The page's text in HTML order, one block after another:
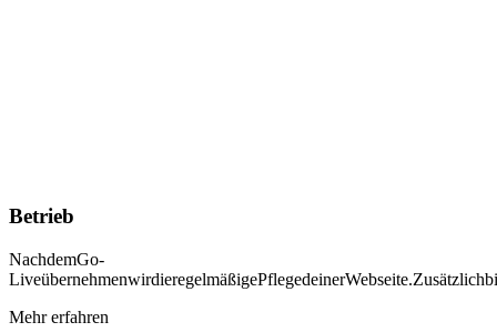
Betrieb
NachdemGo-
LiveübernehmenwirdieregelmäßigePflegedeinerWebseite.Zusätzlich
Mehr erfahren